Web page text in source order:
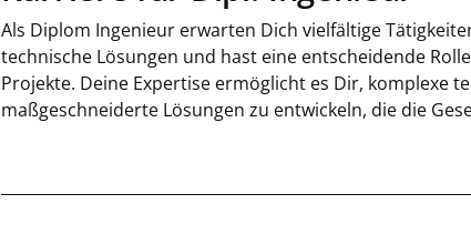
Als Diplom Ingenieur erwarten Dich vielfältige
technische Lösungen und hast eine entscheidende
Projekte. Deine Expertise ermöglicht es Dir, komplexe
maßgeschneiderte Lösungen zu entwickeln, die die